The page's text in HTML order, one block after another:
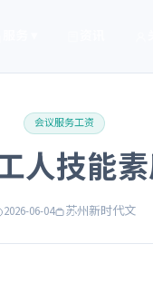
会议服务工资
人技能
2026-06-04 苏州新时代文